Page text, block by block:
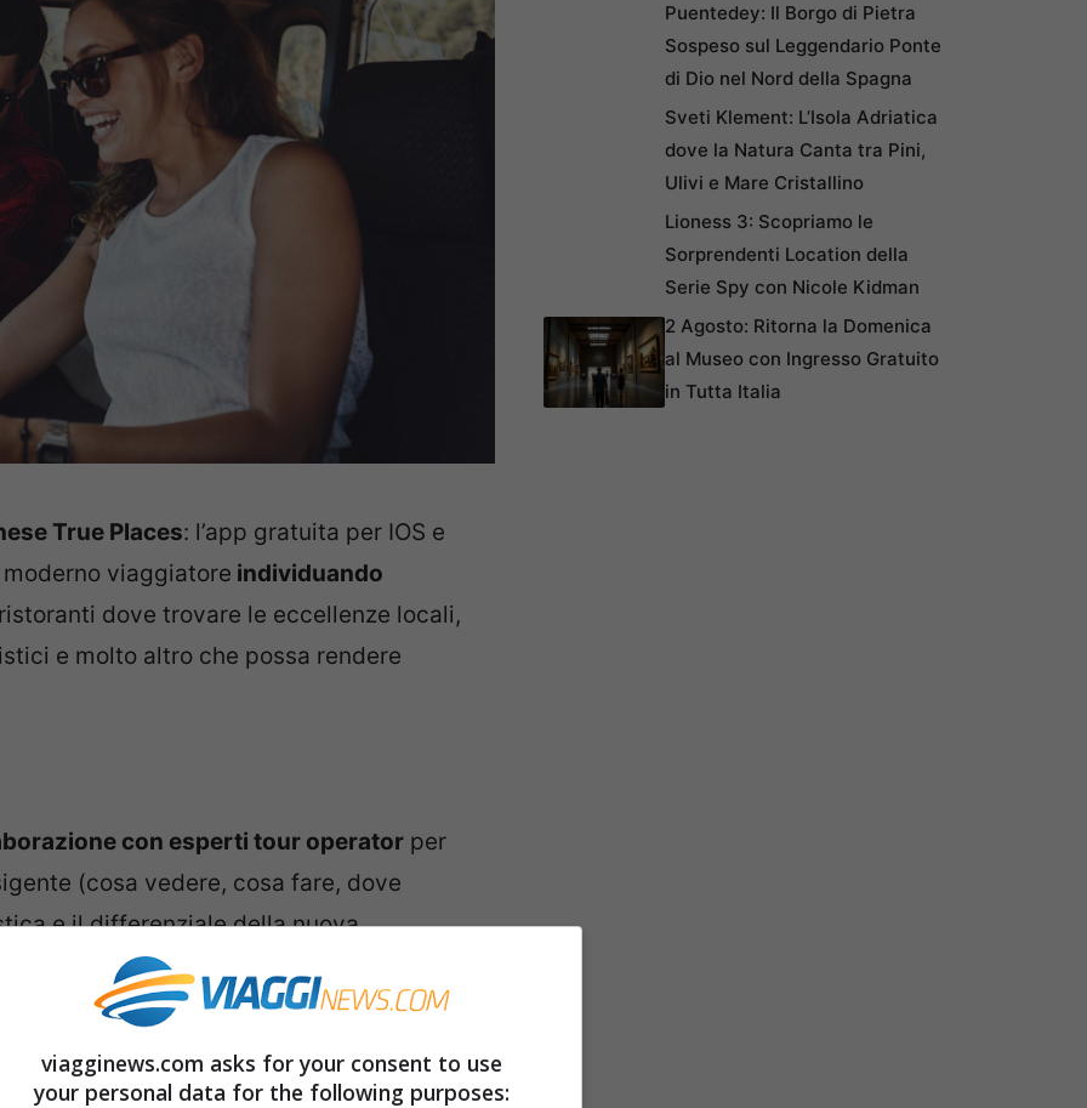
True Places: l’app gratuita per IOS e
viaggiatore individuando
dove trovare le eccellenze locali,
e molto altro che possa rendere
con esperti tour operator per
(cosa vedere, cosa fare, dove
e il differenziale della nuova
le segnalazioni su un unico
e di arrivo, proporre delle tappe
Puentedey: Il Borgo di Pietra
Sospeso sul Leggendario Ponte
di Dio nel Nord della Spagna
Sveti Klement: L’Isola Adriatica
dove la Natura Canta tra Pini,
Ulivi e Mare Cristallino
Lioness 3: Scopriamo le
Sorprendenti Location della
Serie Spy con Nicole Kidman
2 Agosto: Ritorna la Domenica
al Museo con Ingresso Gratuito
in Tutta Italia
viagginews.com asks for your consent to use
your personal data for the following purposes: